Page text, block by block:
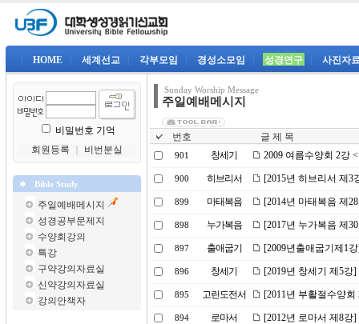
HOME 세계선교 각부모임 경성소모임 성경연구 사진자
비밀번호 기억
회원등록
비번분실
Bible Study
주일예배메시지
성경공부문제지
수양회강의
특강
구약강의자료실
신약강의자료실
강의안책자
Sunday Worship Message
주일예배메시지
번호 글 제 목
901 창세기 2009 여름수양회 2강
900 히브리서 [2015년 히브리서 제3
899 마태복음 [2014년 마태복음 제
898 누가복음 [2017년 누가복음 제
897 출애굽기 [2009년출애굽기제1
896 창세기 [2019년 창세기 제5강
895 고린도전서 [2011년 부활절수양
894 로마서 [2012년 로마서 제8강